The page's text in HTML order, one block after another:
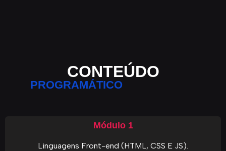
CONTEÚDO
PROGRAMÁTICO
Módulo 1
Linguagens Front-end (HTML, CSS E JS).